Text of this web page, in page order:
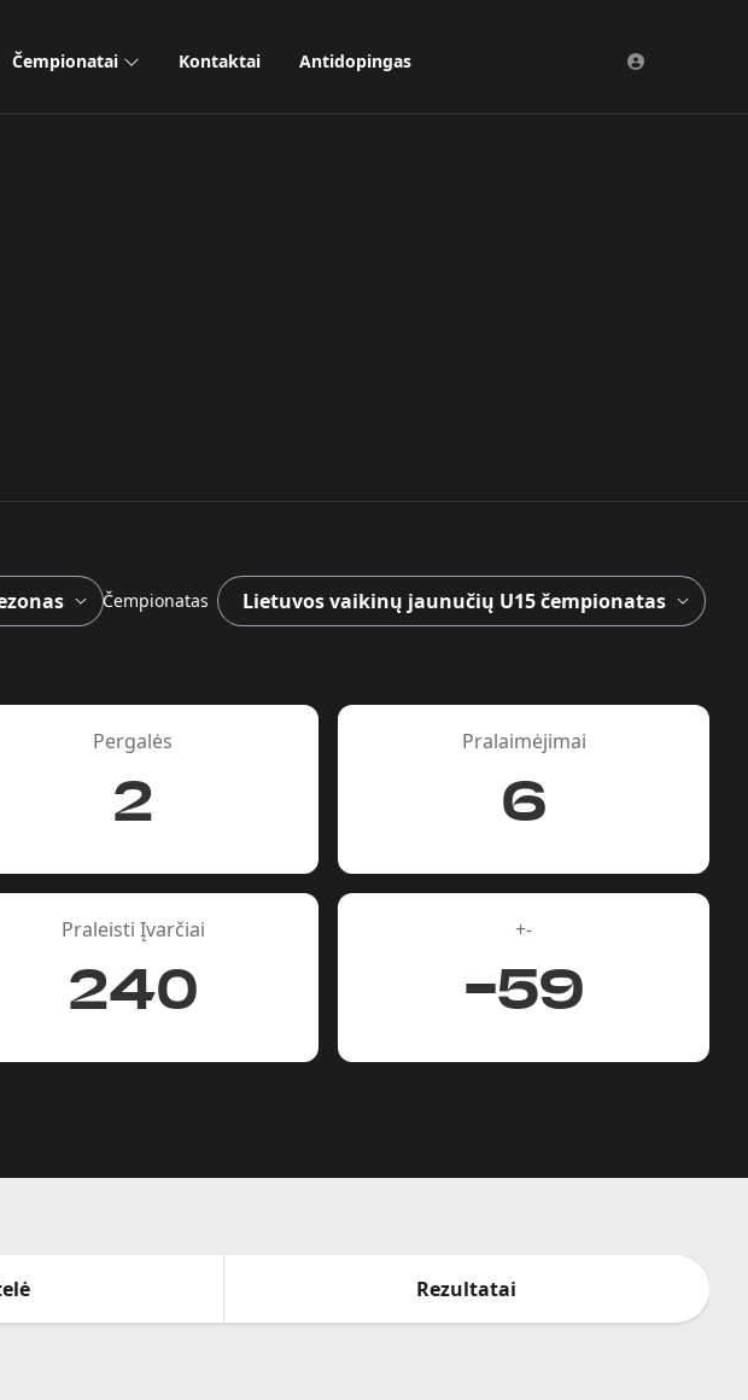
Čempionatai Kontaktai Antidopingas
Čempionatas
Pergalės
2
Pralaimėjimai
6
Praleisti Įvarčiai
240
+-
-59
Rezultatai